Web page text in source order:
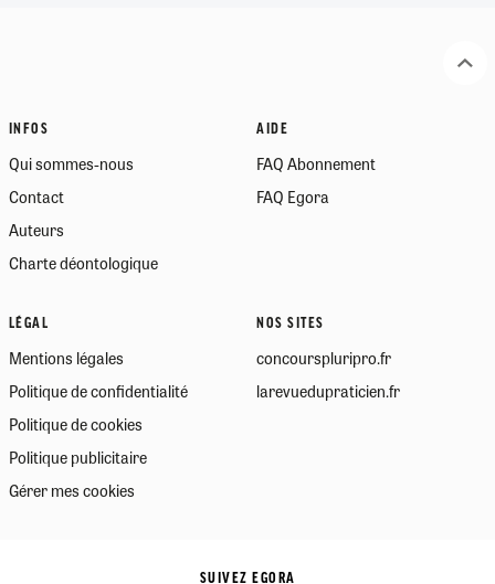
INFOS
Qui sommes-nous
Contact
Auteurs
Charte déontologique
AIDE
FAQ Abonnement
FAQ Egora
LÉGAL
Mentions légales
Politique de confidentialité
Politique de cookies
Politique publicitaire
Gérer mes cookies
NOS SITES
concourspluripro.fr
larevuedupraticien.fr
SUIVEZ EGORA